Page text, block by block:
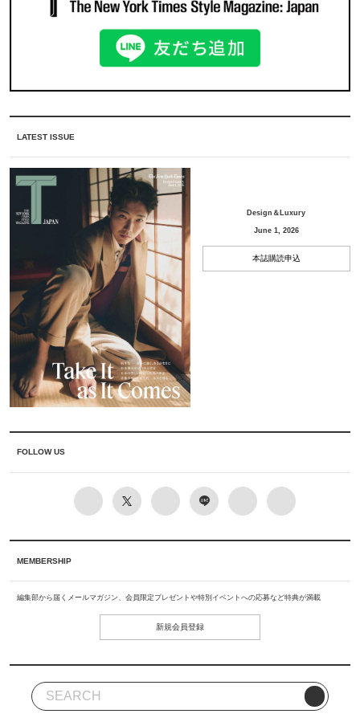
LATEST ISSUE
Design＆Luxury
June 1, 2026
本誌購読申込
FOLLOW US
MEMBERSHIP
編集部から届くメールマガジン、会員限定プレゼントや特別イベントへの応募など特典が満載
新規会員登録